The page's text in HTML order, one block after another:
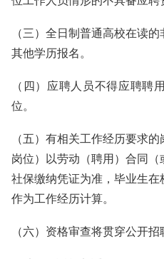
（三）全日制普通高校在读
其他学历报名。
（四）应聘人员不得应聘聘
位。
（五）有相关工作经历要求
岗位）以劳动（聘用）合同
社保缴纳凭证为准，毕业生
作为工作经历计算。
（六）资格审查将贯穿公开招